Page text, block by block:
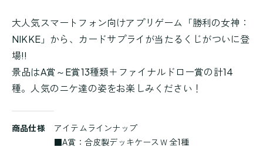
大人気スマートフォン向けアプリゲーム「勝利の女神：
NIKKE」から、カードサプライが当たるくじがついに登
場!!
景品はA賞～E賞13種類＋ファイナルドロー賞の計14
種。人気のニケ達の姿をお楽しみください！
品
商品仕様
アイテムラインナップ
■A賞：合皮製デッキケースＷ 全1種